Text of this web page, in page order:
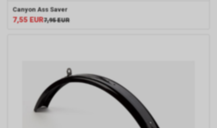
Canyon Ass Saver
7,55 EUR7,95 EUR